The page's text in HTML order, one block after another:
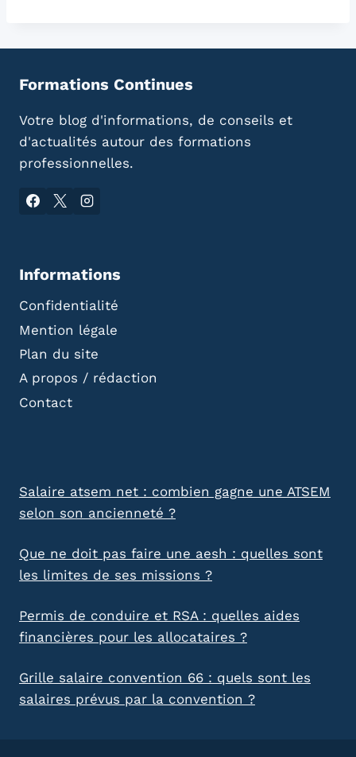
Formations Continues
Votre blog d'informations, de conseils et
d'actualités autour des formations
professionnelles.
Informations
Confidentialité
Mention légale
Plan du site
A propos / rédaction
Contact
Salaire atsem net : combien gagne une ATSEM
selon son ancienneté ?
Que ne doit pas faire une aesh : quelles sont
les limites de ses missions ?
Permis de conduire et RSA : quelles aides
financières pour les allocataires ?
Grille salaire convention 66 : quels sont les
salaires prévus par la convention ?